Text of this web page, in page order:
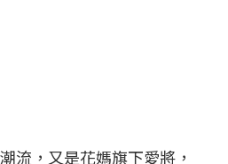
流，又是花媽旗下愛將，